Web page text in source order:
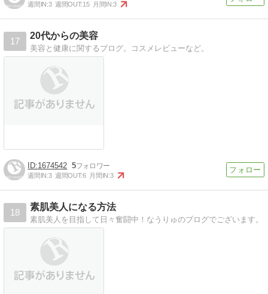
週間IN:3 週間OUT:15 月間IN:3
17
20代からの美容
美容と健康に関するブログ。コスメレビューなど。
1674542 5
週間IN:3 週間OUT:6 月間IN:3
18
素肌美人になる方法
素肌美人を目指して日々奮闘中！なうりゅのブログでございます。